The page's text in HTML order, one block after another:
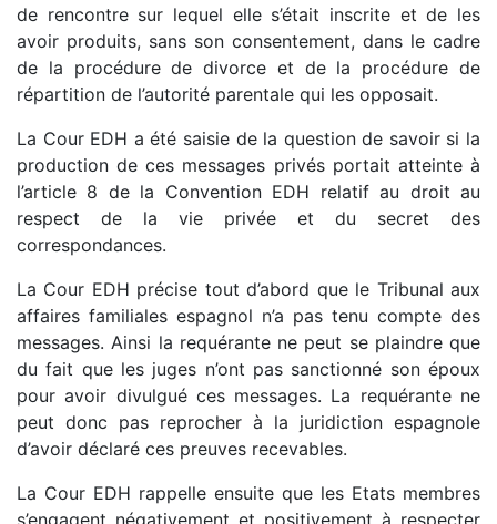
de rencontre sur lequel elle s’était inscrite et de les
avoir produits, sans son consentement, dans le cadre
de la procédure de divorce et de la procédure de
répartition de l’autorité parentale qui les opposait.
La Cour EDH a été saisie de la question de savoir si la
production de ces messages privés portait atteinte à
l’article 8 de la Convention EDH relatif au droit au
respect de la vie privée et du secret des
correspondances.
La Cour EDH précise tout d’abord que le Tribunal aux
affaires familiales espagnol n’a pas tenu compte des
messages. Ainsi la requérante ne peut se plaindre que
du fait que les juges n’ont pas sanctionné son époux
pour avoir divulgué ces messages. La requérante ne
peut donc pas reprocher à la juridiction espagnole
d’avoir déclaré ces preuves recevables.
La Cour EDH rappelle ensuite que les Etats membres
s’engagent négativement et positivement à respecter